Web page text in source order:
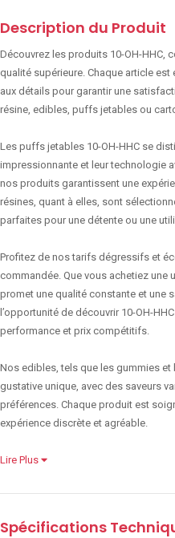
Description du Produit
Découvrez les produits 10-OH-HHC,
qualité supérieure. Chaque article
aux détails pour garantir une
résine, edibles, puffs jetables ou
Les puffs jetables 10-OH-HHC se
impressionnante et leur technologie
nos produits garantissent une
résines, quant à elles, sont
parfaites pour une détente ou une
Profitez de nos tarifs dégressifs et
commandée. Que vous achetiez une
promet une qualité constante et une
l’opportunité de découvrir 10-OH-
performance et prix compétitifs.
Nos edibles, tels que les gummies
gustative unique, avec des saveurs
préférences. Chaque produit est
expérience discrète et agréable.
Lire Plus
Spécifications